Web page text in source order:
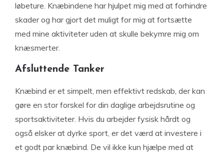
løbeture. Knæbindene har hjulpet mig med at forhindre
skader og har gjort det muligt for mig at fortsætte
med mine aktiviteter uden at skulle bekymre mig om
knæsmerter.
Afsluttende Tanker
Knæbind er et simpelt, men effektivt redskab, der kan
gøre en stor forskel for din daglige arbejdsrutine og
sportsaktiviteter. Hvis du arbejder fysisk hårdt og
også elsker at dyrke sport, er det værd at investere i
et godt par knæbind. De vil ikke kun hjælpe med at